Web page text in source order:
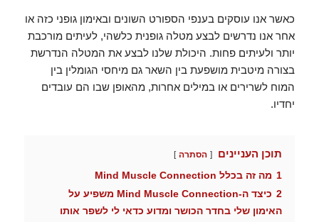
כאשר אנו עוסקים בענפי הספורט השונים ובאימון גופני כזה או
אחר אנו נדרשים לבצע מטלה גופנית כלשהי, לעיתים מורכבת
יותר ולעיתים פחות. היכולת שלנו לבצע את המטלה הנדרשת
בצורה מיטבית מושפעת בין השאר גם מיחסי הגומלין בין
המוח לשרירים או במילים אחרות, מהאופן שבו הם עובדים
יחדיו.
תוכן העניינים הסתרה
1 מה זה בכלל Mind Muscle Connection
2
כיצד ה-Mind Muscle Connection משפיע על
האימון שלי בחדר הכושר ומדוע כדאי לי לשפר אותו